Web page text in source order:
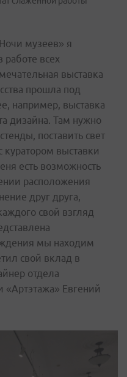
музеев» я
работе всех
выставка
прошла под
например, выставка
дизайна. Там нужно
поставить свет
выставки
есть возможность
расположения
друг друга,
свой взгляд
мы находим
свой вклад в
отдела
«Артэтажа» Евгений